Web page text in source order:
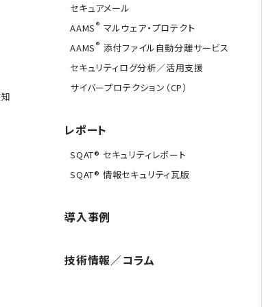
セキュアメール
AAMS® マルウェア・プロテクト
AAMS® 添付ファイル自動分離サービス
セキュリティログ分析／活用支援
サイバープロテクション（CP）
レポート
SQAT® セキュリティレポート
SQAT® 情報セキュリティ瓦版
導入事例
技術情報／コラム